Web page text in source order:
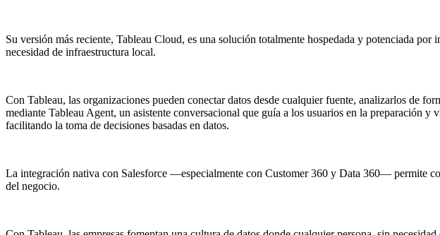
Su versión más reciente, Tableau Cloud, es una solución totalmente hospedada y potenciada
necesidad de infraestructura local.
Con Tableau, las organizaciones pueden conectar datos desde cualquier fuente, analizarlos de
mediante Tableau Agent, un asistente conversacional que guía a los usuarios en la preparación
facilitando la toma de decisiones basadas en datos.
La integración nativa con Salesforce —especialmente con Customer 360 y Data 360— permite
del negocio.